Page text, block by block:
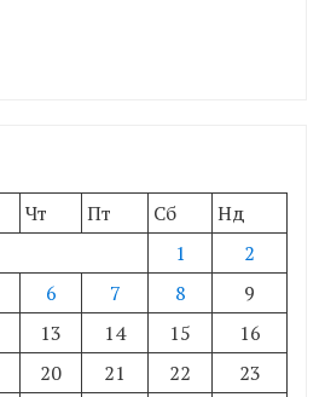
Чт Пт Сб
Нд
1
2
6 7 8
9
13 14 15
16
20 21 22
23